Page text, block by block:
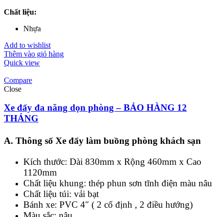
Chất liệu:
Nhựa
Add to wishlist
Thêm vào giỏ hàng
Quick view
Compare
Close
Xe đẩy đa năng dọn phòng – BẢO HÀNG 12
THÁNG
A. Thông số Xe đẩy làm buồng phòng khách sạn
Kích thước: Dài 830mm x Rộng 460mm x Cao
1120mm
Chất liệu khung: thép phun sơn tĩnh điện màu nâu
Chất liệu túi: vải bạt
Bánh xe: PVC 4″ ( 2 cố định , 2 điều hướng)